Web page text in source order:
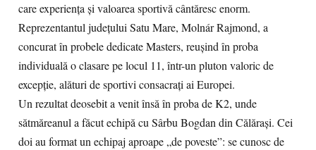
care experiența și valoarea sportivă cântăresc enorm.
Reprezentantul județului Satu Mare, Molnár Rajmond, a
concurat în probele dedicate Masters, reușind în proba
individuală o clasare pe locul 11, într-un pluton valoric de
excepție, alături de sportivi consacrați ai Europei.
Un rezultat deosebit a venit însă în proba de K2, unde
sătmăreanul a făcut echipă cu Sârbu Bogdan din Călărași. Cei
doi au format un echipaj aproape „de poveste”: se cunosc de